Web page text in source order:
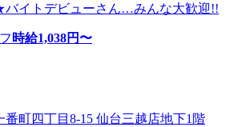
イトデビューさん…みんな大歓迎!!
時給1,038円〜
町四丁目8-15 仙台三越店地下1階